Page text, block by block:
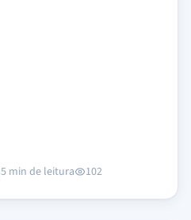
5 min de leitura 102